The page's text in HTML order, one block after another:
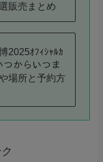
販売まとめ
2025ｵﾌｨｼｬﾙｶ
つからいつま
場所と予約方